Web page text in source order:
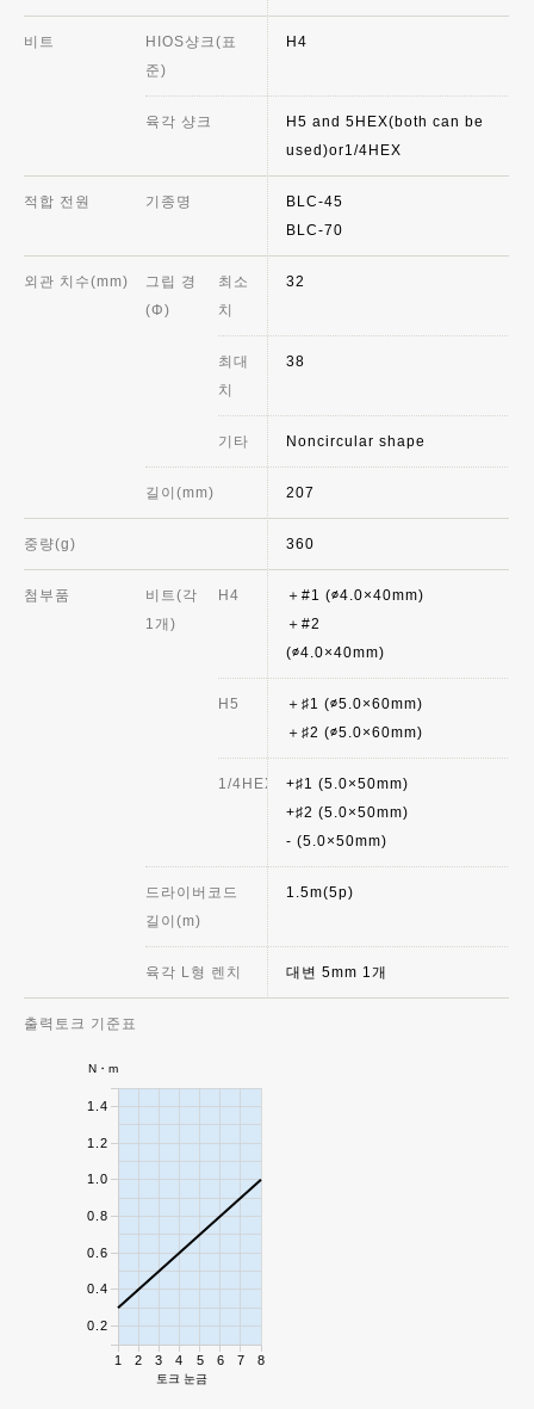
비트
HIOS샹크(표
준)
육각 샹크
적합 전원 기종명
외관 치수(mm)
그립 경
(Φ)
최소
치
최대
치
기타
길이(mm)
중량(g)
첨부품
비트(각
1개)
H4
H5
1/4HEX
드라이버코드
길이(m)
육각 L형 렌치
출력토크 기준표
H4
H5 and 5HEX(both can be
used)or1/4HEX
BLC-45
BLC-70
32
38
Noncircular shape
207
360
＋#1 (∅4.0×40mm)
＋#2
＋♯1 (∅5.0×60mm)
＋♯2 (∅5.0×60mm)
+♯1 (5.0×50mm)
+♯2 (5.0×50mm)
- (5.0×50mm)
1.5m(5p)
대변 5mm 1개
1 2 3 4 5 6 7 8
토크 눈금
0.2
0.4
0.6
0.8
1.0
1.2
1.4
N・m